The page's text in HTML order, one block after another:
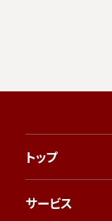
トップ
サービス